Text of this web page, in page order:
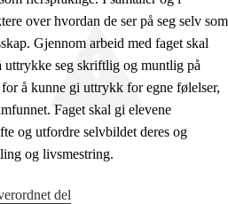
over hvordan de ser på seg selv som
Gjennom arbeid med faget skal
uttrykke seg skriftlig og muntlig på
å kunne gi uttrykk for egne følelser,
Faget skal gi elevene
og utfordre selvbildet deres og
og livsmestring.
del